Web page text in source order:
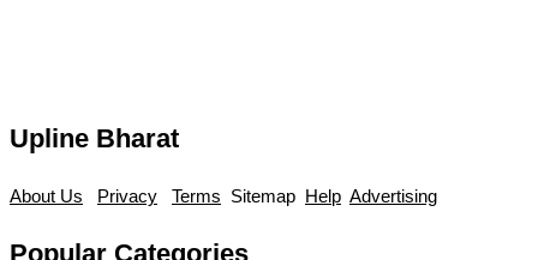
Upline Bharat
About Us Privacy Terms Sitemap Help Advertising
Popular Categories